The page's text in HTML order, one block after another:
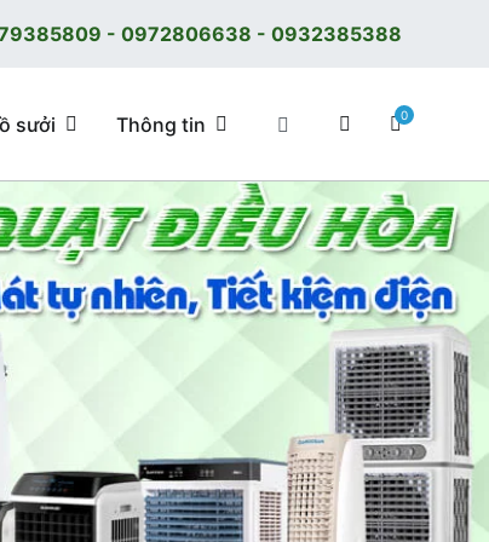
- 0972806638 - 0932385388
tốt, có F.reeShip tại Hà Nội
sưởi Thông tin 0